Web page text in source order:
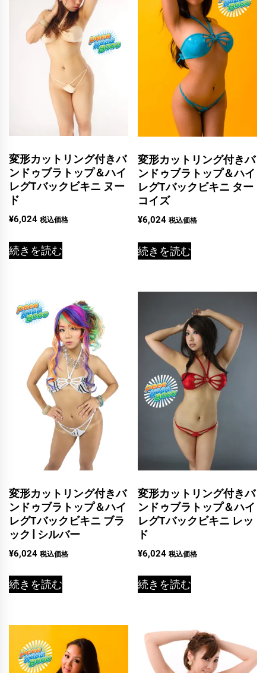
変形カットリング付きバ
ンドゥブラトップ＆ハイ
レグTバックビキニ ヌー
ド
¥6,024 税込価格
続きを読む
変形カットリング付きバ
ンドゥブラトップ＆ハイ
レグTバックビキニ ター
コイズ
¥6,024 税込価格
続きを読む
変形カットリング付きバ
ンドゥブラトップ＆ハイ
レグTバックビキニ ブラ
ック | シルバー
¥6,024 税込価格
続きを読む
変形カットリング付きバ
ンドゥブラトップ＆ハイ
レグTバックビキニ レッ
ド
¥6,024 税込価格
続きを読む